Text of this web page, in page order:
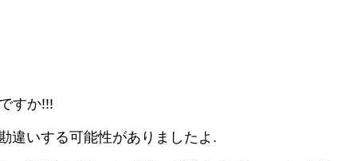
すか!!!
違いする可能性がありましたよ.